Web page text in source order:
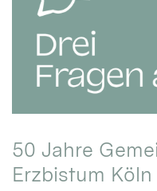
50 Jahre
Erzbistum Köln